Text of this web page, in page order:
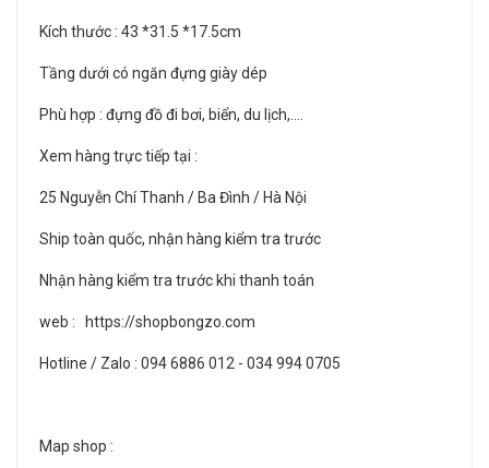
Kích thước : 43 *31.5 *17.5cm
Tầng dưới có ngăn đựng giày dép
Phù hợp : đựng đồ đi bơi, biển, du lịch,....
Xem hàng trực tiếp tại :
25 Nguyễn Chí Thanh / Ba Đình / Hà Nội
Ship toàn quốc, nhận hàng kiểm tra trước
Nhận hàng kiểm tra trước khi thanh toán
web : https://shopbongzo.com
Hotline / Zalo : 094 6886 012 - 034 994 0705
Map shop :